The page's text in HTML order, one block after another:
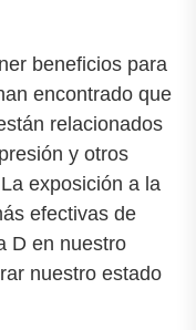
beneficios para
encontrado que
relacionados
y otros
exposición a la
efectivas de
D en nuestro
nuestro estado